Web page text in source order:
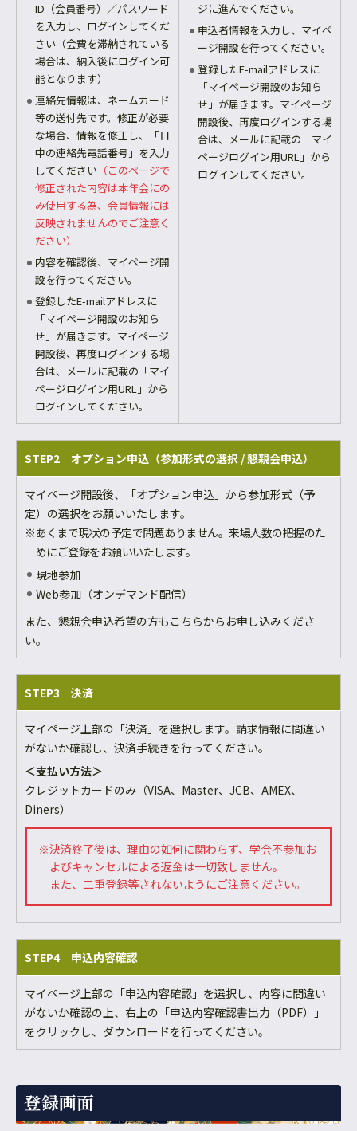
ID（会員番号）／パスワード
を入力し、ログインしてくだ
さい（会費を滞納されている
場合は、納入後にログイン可
能となります）
連絡先情報は、ネームカード
等の送付先です。修正が必要
な場合、情報を修正し、「日
中の連絡先電話番号」を入力
してください （このページで
修正された内容は本年会にの
み使用する為、会員情報には
反映されませんのでご注意く
ださい）
内容を確認後、マイページ開
設を行ってください。
登録したE-mailアドレスに
「マイページ開設のお知ら
せ」が届きます。マイページ
開設後、再度ログインする場
合は、メールに記載の「マイ
ページログイン用URL」から
ログインしてください。
ジに進んでください。
申込者情報を入力し、マイペ
ージ開設を行ってください。
登録したE-mailアドレスに
「マイページ開設のお知ら
せ」が届きます。マイページ
開設後、再度ログインする場
合は、メールに記載の「マイ
ページログイン用URL」から
ログインしてください。
STEP2 オプション申込（参加形式の選択 / 懇親会申込）
マイページ開設後、「オプション申込」から参加形式（予
定）の選択をお願いいたします。
※あくまで現状の予定で問題ありません。来場人数の把握のた
めにご登録をお願いいたします。
現地参加
Web参加（オンデマンド配信）
また、懇親会申込希望の方もこちらからお申し込みくださ
い。
STEP3 決済
マイページ上部の「決済」を選択します。請求情報に間違い
がないか確認し、決済手続きを行ってください。
＜支払い方法＞
クレジットカードのみ（VISA、Master、JCB、AMEX、
Diners）
※決済終了後は、理由の如何に関わらず、学会不参加お
よびキャンセルによる返金は一切致しません。
また、二重登録等されないようにご注意ください。
STEP4 申込内容確認
マイページ上部の「申込内容確認」を選択し、内容に間違い
がないか確認の上、右上の「申込内容確認書出力（PDF）」
をクリックし、ダウンロードを行ってください。
登録画面